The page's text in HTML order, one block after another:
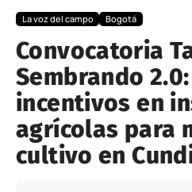
La voz del campo Bogotá
Convocatoria
Sembrando
incentivos en
agrícolas para
cultivo en